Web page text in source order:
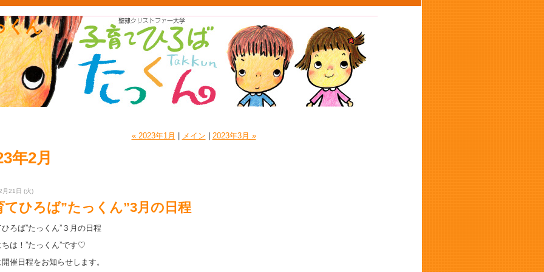
くん
« 2023年1月 メイン 2023年3月 »
年2月
月21日 (火)
てひろば”たっくん”3月の日程
ろば”たっくん”３月の日程
は！”たっくん”です♡
催日程をお知らせします。